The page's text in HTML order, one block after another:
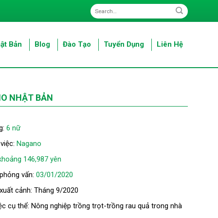
Bản Blog Đào Tạo Tuyển Dụng Liên Hệ
NHẬT BẢN
6 nữ
Nagano
146,987 yên
vấn:03/01/2020
cảnh: Tháng 9/2020
cụ thể: Nông nghiệp trồng trọt-trồng rau quả trong nhà